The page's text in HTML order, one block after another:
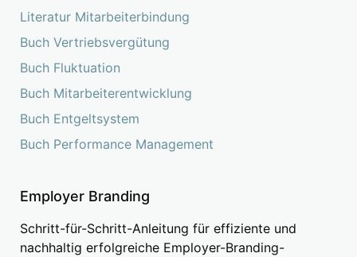
Literatur Mitarbeiterbindung
Buch Vertriebsvergütung
Buch Fluktuation
Buch Mitarbeiterentwicklung
Buch Entgeltsystem
Buch Performance Management
Employer Branding
Schritt-für-Schritt-Anleitung für effiziente und
nachhaltig erfolgreiche Employer-Branding-